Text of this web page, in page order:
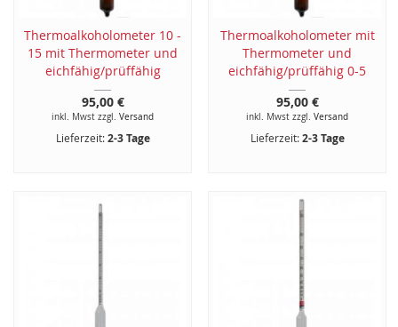
Thermoalkoholometer 10 -
15 mit Thermometer und
eichfähig/prüffähig
95,00 €
inkl. Mwst zzgl. Versand
Lieferzeit:2-3 Tage
Thermoalkoholometer mit
Thermometer und
eichfähig/prüffähig 0-5
95,00 €
inkl. Mwst zzgl. Versand
Lieferzeit:2-3 Tage